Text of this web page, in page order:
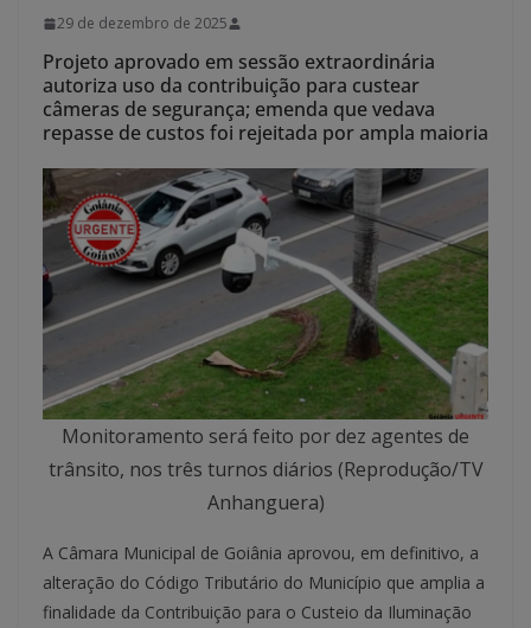
29 de dezembro de 2025
Projeto aprovado em sessão extraordinária
autoriza uso da contribuição para custear
câmeras de segurança; emenda que vedava
repasse de custos foi rejeitada por ampla maioria
Monitoramento será feito por dez agentes de
trânsito, nos três turnos diários (Reprodução/TV
Anhanguera)
A Câmara Municipal de Goiânia aprovou, em definitivo, a
alteração do Código Tributário do Município que amplia a
finalidade da Contribuição para o Custeio da Iluminação